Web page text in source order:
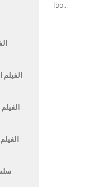
lbo...